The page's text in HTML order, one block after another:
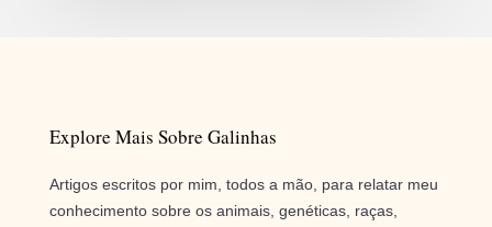
Explore Mais Sobre Galinhas
Artigos escritos por mim, todos a mão, para relatar meu
conhecimento sobre os animais, genéticas, raças,